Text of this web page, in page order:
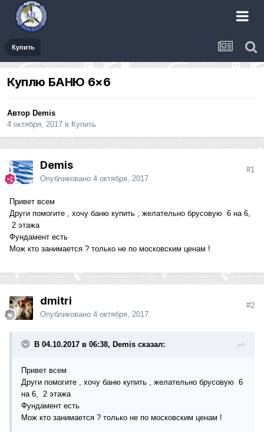
Купить
Куплю БАНЮ 6×6
Автор Demis
4 октября, 2017 в Купить
Demis
Опубликовано 4 октября, 2017
#1
Привет всем
Други помогите , хочу баню купить , желательно брусовую 6 на 6,
2 этажа
Фундамент есть
Мож кто занимается ? только не по московским ценам !
dmitri
Опубликовано 4 октября, 2017
#2
В 04.10.2017 в 06:38, Demis сказал:
Привет всем
Други помогите , хочу баню купить , желательно брусовую 6
на 6, 2 этажа
Фундамент есть
Мож кто занимается ? только не по московским ценам !